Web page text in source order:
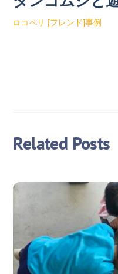
ロコペリ [フレンド]事例
Related Posts